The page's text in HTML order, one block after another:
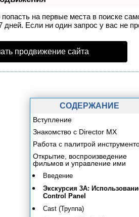
на первые места в поиске
дней. Если ни один запрос у вас не
продвижение сайта
СОДЕРЖАНИЕ
Вступление
Знакомство с Director MX
Работа с палитрой
Открытие, воспроизведение
фильмов и управление ими
Введение
Экскурсия 3А:
Control Panel
Cast (Труппа)